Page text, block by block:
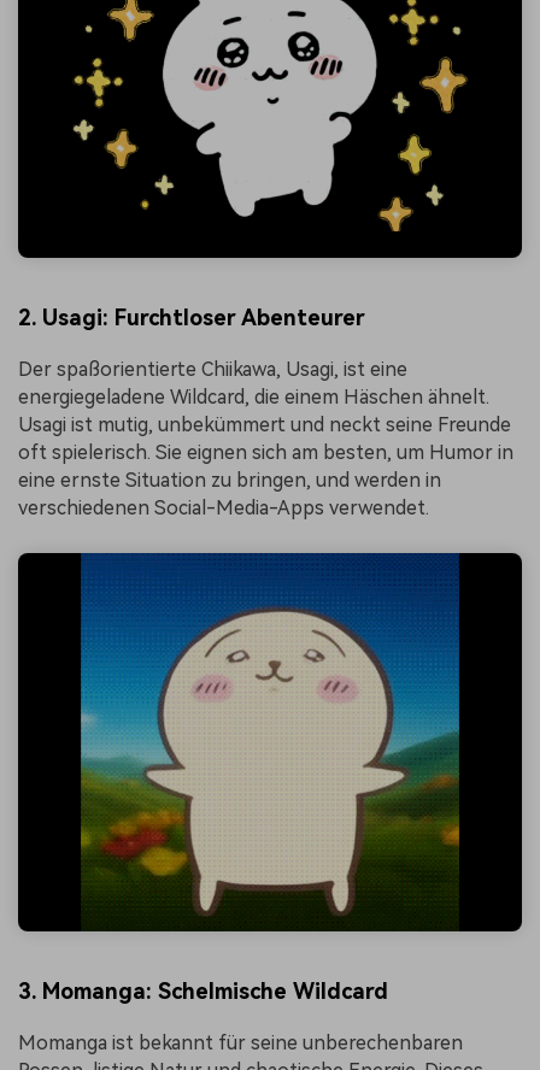
2. Usagi: Furchtloser Abenteurer
Der spaßorientierte Chiikawa, Usagi, ist eine
energiegeladene Wildcard, die einem Häschen ähnelt.
Usagi ist mutig, unbekümmert und neckt seine Freunde
oft spielerisch. Sie eignen sich am besten, um Humor in
eine ernste Situation zu bringen, und werden in
verschiedenen Social-Media-Apps verwendet.
3. Momanga: Schelmische Wildcard
Momanga ist bekannt für seine unberechenbaren